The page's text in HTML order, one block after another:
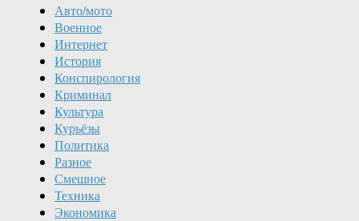
Авто/мото
Военное
Интернет
История
Конспирология
Криминал
Культура
Курьёзы
Политика
Разное
Смешное
Техника
Экономика